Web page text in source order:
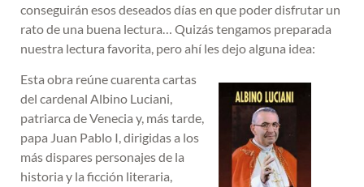
conseguirán esos deseados días en que poder disfrutar un
rato de una buena lectura… Quizás tengamos preparada
nuestra lectura favorita, pero ahí les dejo alguna idea:
Esta obra reúne cuarenta cartas
del cardenal Albino Luciani,
patriarca de Venecia y, más tarde,
papa Juan Pablo I, dirigidas a los
más dispares personajes de la
historia y la ficción literaria,